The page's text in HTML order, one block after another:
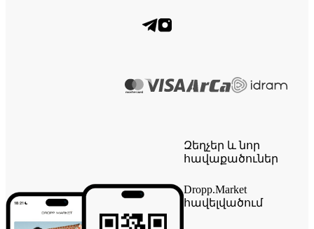
Զեղչեր և նոր
հավաքածուներ
Dropp.Market
հավելվածում